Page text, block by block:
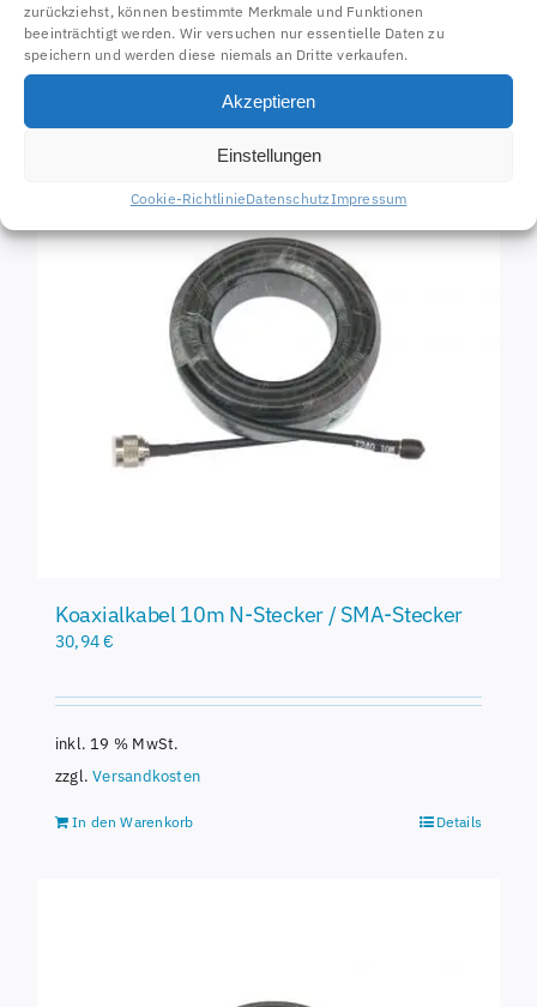
zurückziehst, können bestimmte Merkmale und Funktionen
beeinträchtigt werden. Wir versuchen nur essentielle Daten zu
speichern und werden diese niemals an Dritte verkaufen.
Akzeptieren
Einstellungen
Cookie-RichtlinieDatenschutzImpressum
zzgl.Versandkosten
In den Warenkorb
Koaxialkabel 10m N-Stecker / SMA-Stecker
30,94€
inkl. 19 % MwSt.
zzgl.Versandkosten
In den Warenkorb Details